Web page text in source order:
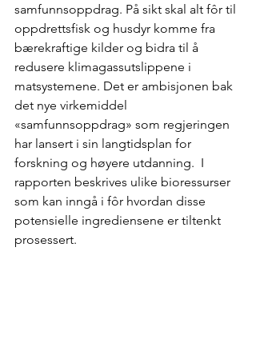
samfunnsoppdrag. På sikt skal alt fôr til
oppdrettsfisk og husdyr komme fra
bærekraftige kilder og bidra til å
redusere klimagassutslippene i
matsystemene. Det er ambisjonen bak
det nye virkemiddel
«samfunnsoppdrag» som regjeringen
har lansert i sin langtidsplan for
forskning og høyere utdanning.  I
rapporten beskrives ulike bioressurser
som kan inngå i fôr hvordan disse
potensielle ingrediensene er tiltenkt
prosessert.